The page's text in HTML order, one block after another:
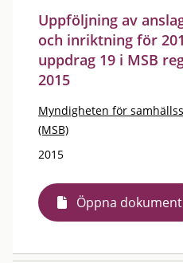
Uppföljning av
och inriktning för
uppdrag 19 i MSB
2015
Myndigheten för
(MSB)
2015
Öppna dokument